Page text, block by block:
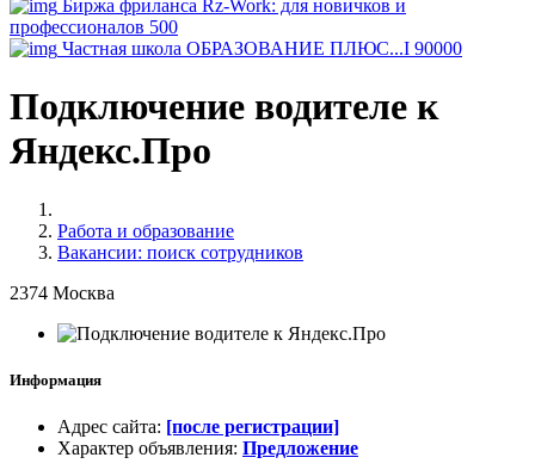
Биржа фриланса Rz-Work: для новичков и
профессионалов 500
Частная школа ОБРАЗОВАНИЕ ПЛЮС...I 90000
Подключение водителе к
Яндекс.Про
Работа и образование
Вакансии: поиск сотрудников
2374 Москва
Информация
Адрес сайта: [после регистрации]
Характер объявления: Предложение